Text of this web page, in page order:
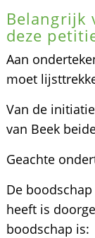
Belangrijk
deze
Aan
moet
Van de
van Beek
Geachte
De
heeft is
boodschap is: